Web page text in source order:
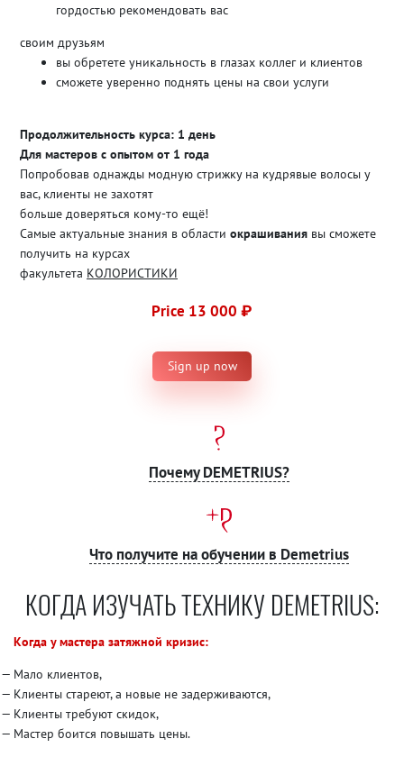
гордостью рекомендовать вас
своим друзьям
вы обретете уникальность в глазах коллег и клиентов
сможете уверенно поднять цены на свои услуги
Продолжительность курса: 1 день
Для мастеров с опытом от 1 года
Попробовав однажды модную стрижку на кудрявые волосы у
вас, клиенты не захотят
больше доверяться кому-то ещё!
Самые актуальные знания в области окрашивания вы сможете
получить на курсах
факультета КОЛОРИСТИКИ
Price 13 000 ₽
Sign up now
Почему DEMETRIUS?
Что получите на обучении в Demetrius
КОГДА ИЗУЧАТЬ ТЕХНИКУ DEMETRIUS:
Когда у мастера затяжной кризис:
Мало клиентов,
Клиенты стареют, а новые не задерживаются,
Клиенты требуют скидок,
Мастер боится повышать цены.